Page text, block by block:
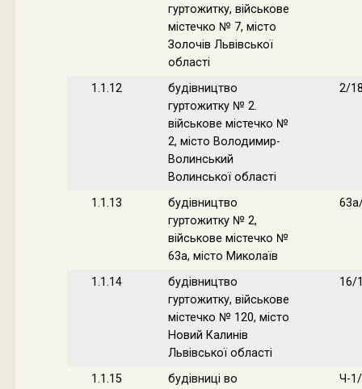
гуртожитку, військове
містечко № 7, місто
Золочів Львівської
області
1.1.12
будівництво
гуртожитку № 2.
військове містечко №
2, місто Володимир-
Волинський
Волинської області
2/
1.1.13
будівництво
гуртожитку № 2,
військове містечко №
63а, місто Миколаїв
1.1.14
будівництво
гуртожитку, військове
містечко № 120, місто
Новий Калинів
Львівської області
16/
1.1.15
будівниці во
Ч-1/